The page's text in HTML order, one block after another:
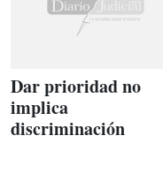
Dar prioridad no
implica
discriminación